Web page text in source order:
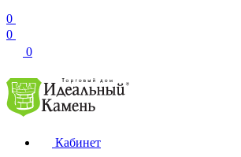
0
0
0
Кабинет